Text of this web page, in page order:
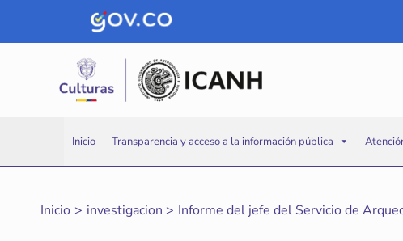
Inicio Transparencia y acceso a la información pública
Inicio investigacion Informe del jefe del Servicio de